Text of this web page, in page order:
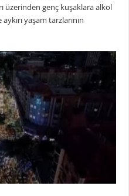
üzerinden genç kuşaklara alkol
yaşam tarzlarının